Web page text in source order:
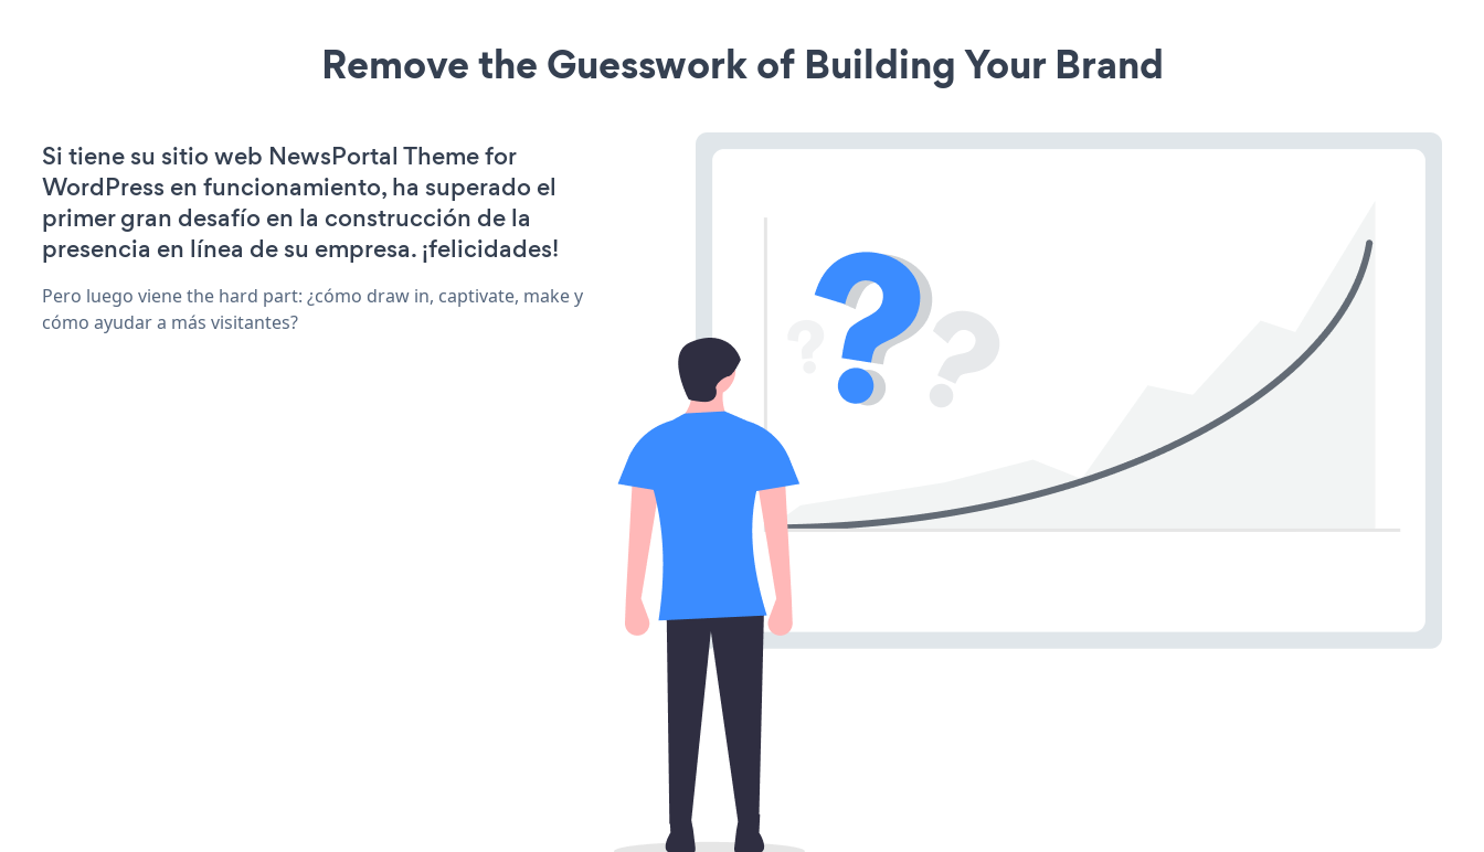
Remove the Guesswork of Building Your Brand
Si tiene su sitio web NewsPortal Theme for
WordPress en funcionamiento, ha superado el
primer gran desafío en la construcción de la
presencia en línea de su empresa. ¡felicidades!
Pero luego viene the hard part: ¿cómo draw in, captivate, make y
cómo ayudar a más visitantes?